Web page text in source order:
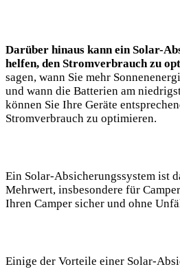
Darüber hinaus​ kann ein Solar-
⁣helfen,⁢ den Stromverbrauch zu
sagen, wann Sie mehr
und ⁣wann die Batterien am
können Sie Ihre Geräte
Stromverbrauch zu optimieren.
Ein Solar-Absicherungssystem ist
Mehrwert, insbesondere für
Ihren Camper sicher ⁢und ohne
Einige der Vorteile einer Solar-